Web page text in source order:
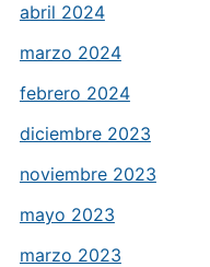
abril 2024
marzo 2024
febrero 2024
diciembre 2023
noviembre 2023
mayo 2023
marzo 2023